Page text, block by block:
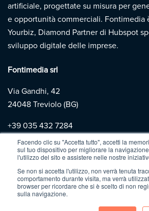
Facendo clic su "Accetta tutto", accetti la
sul tuo dispositivo per migliorare la
l'utilizzo del sito e assistere nelle nostre
Se non si accetta l'utilizzo, non verrà tenuta
comportamento durante visita, ma verrà
browser per ricordare che si è scelto di non
sulla navigazione.
artificiale, progettate su misura per
e opportunità commerciali. Fontimedia
Yourbiz, Diamond Partner di Hubspot
sviluppo digitale delle imprese.
Fontimedia srl
Via Gandhi, 42
24048 Treviolo (BG)
+39 035 432 7284
Copyright 2026 | Fontimedia |P.IVA:
Policy|Cookie Policy